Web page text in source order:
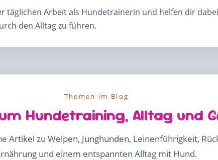
täglichen Arbeit als Hundetrainerin und helfen dir
den Alltag zu führen.
Themen im Blog
Hundetraining, Alltag und
Artikel zu Welpen, Junghunden, Leinenführigkeit,
und einem entspannten Alltag mit Hund.